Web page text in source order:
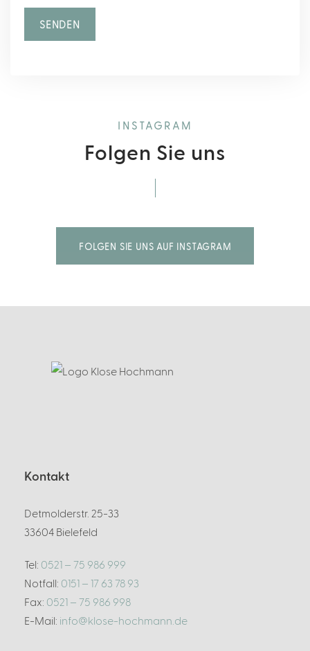
INSTAGRAM
Folgen Sie uns
FOLGEN SIE UNS AUF INSTAGRAM
Kontakt
Detmolderstr. 25-33
33604 Bielefeld
Tel: 0521 – 75 986 999
Notfall: 0151 – 17 63 78 93
Fax: 0521 – 75 986 998
E-Mail: info@klose-hochmann.de